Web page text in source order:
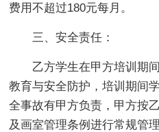
费用不超过180元每月。
三、安全责任：
乙方学生在甲方培训期
教育与安全防护，培训期间
全事故有甲方负责，甲方按
及画室管理条例进行常规管理